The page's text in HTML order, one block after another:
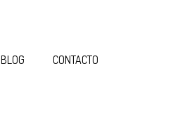
BLOG CONTACTO